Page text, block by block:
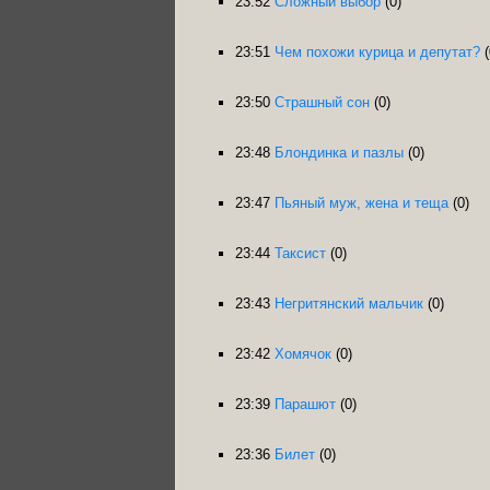
23:51 Чем похожи курица и депутат?
23:50 Страшный сон (0)
23:48 Блондинка и пазлы (0)
23:47 Пьяный муж, жена и теща (0)
23:44 Таксист (0)
23:43 Негритянский мальчик (0)
23:42 Хомячок (0)
23:39 Парашют (0)
23:36 Билет (0)